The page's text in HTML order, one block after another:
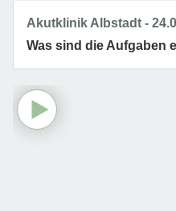
Akutklinik Albstadt
Was sind die Aufgaben